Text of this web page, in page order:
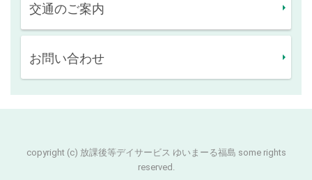
交通のご案内
お問い合わせ
copyright (c) 放課後等デイサービス ゆいまーる福島 some rights
reserved.